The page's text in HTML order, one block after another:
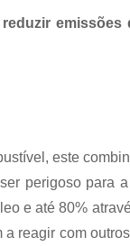
este
perigoso para
e até 80%
a reagir com